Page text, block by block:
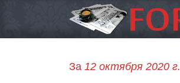
За 12 октября 2020 г.